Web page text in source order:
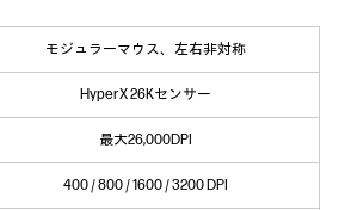
モジュラーマウス、左右非対称
HyperX 26Kセンサー
最大26,000DPI
400 / 800 / 1600 / 3200 DPI